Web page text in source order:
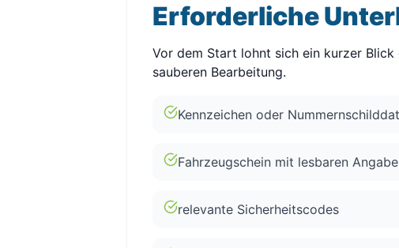
Erforderliche
Vor dem Start lohnt sich ein kurzer
sauberen Bearbeitung.
Kennzeichen oder
Fahrzeugschein mit lesbaren
relevante Sicherheitscodes